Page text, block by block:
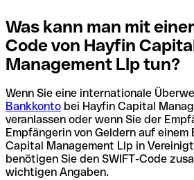
Was kann man mit
Code von Hayfin
Management Llp tun?
Wenn Sie eine internationale
Bankkonto bei Hayfin Capital
veranlassen oder wenn Sie der
Empfängerin von Geldern auf
Capital Management Llp in
benötigen Sie den SWIFT-Code
wichtigen Angaben.